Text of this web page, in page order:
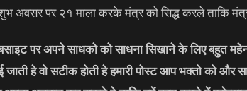
अवसर पर २१ माला करके मंत्र को सिद्ध करले ताकि
पर अपने साधको को साधना सिखाने के लिए बहुत
जाती हे वो सटीक होती हे हमारी पोस्ट आप भक्तो को